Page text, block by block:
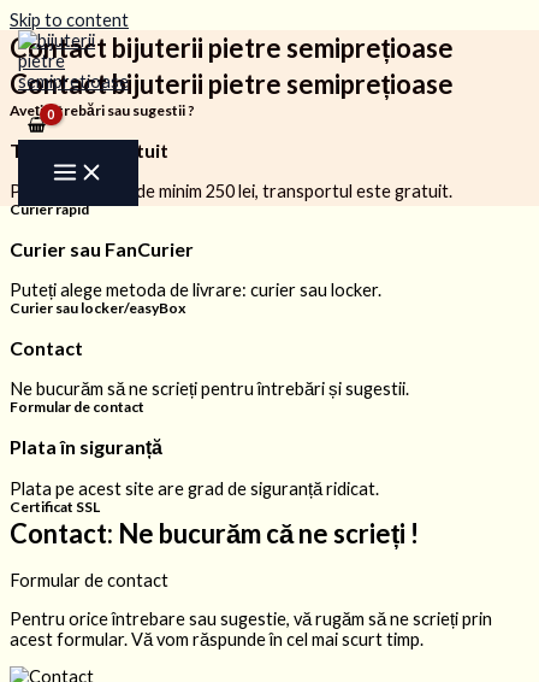
Skip to content
Contact bijuterii pietre semiprețioase
Contact bijuterii pietre semiprețioase
Aveți întrebări sau sugestii ?
Transport gratuit
Pentru comenzi de minim 250 lei, transportul este gratuit.
Curier rapid
Curier sau FanCurier
Puteți alege metoda de livrare: curier sau locker.
Curier sau locker/easyBox
Contact
Ne bucurăm să ne scrieți pentru întrebări și sugestii.
Formular de contact
Plata în siguranță
Plata pe acest site are grad de siguranță ridicat.
Certificat SSL
Contact: Ne bucurăm că ne scrieți !
Formular de contact
Pentru orice întrebare sau sugestie, vă rugăm să ne scrieți prin
acest formular. Vă vom răspunde în cel mai scurt timp.